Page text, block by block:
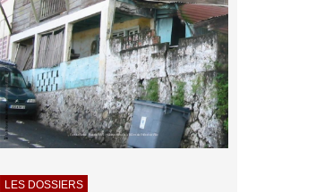
LES DOSSIERS